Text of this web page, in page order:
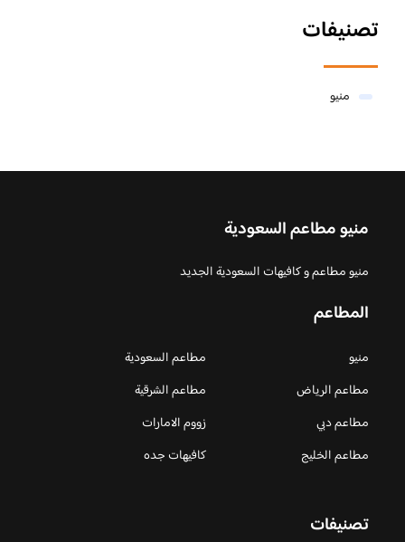
تصنيفات
منيو
منيو مطاعم السعودية
منيو مطاعم و كافيهات السعودية الجديد
المطاعم
منيو
مطاعم السعودية
مطاعم الرياض
مطاعم الشرقية
مطاعم دبي
زووم الامارات
مطاعم الخليج
كافيهات جده
تصنيفات